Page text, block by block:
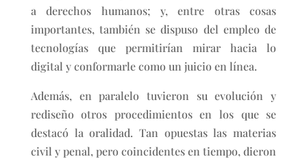
a derechos humanos; y, entre otras cosas
importantes, también se dispuso del empleo de
tecnologías que permitirían mirar hacia lo
digital y conformarle como un juicio en línea.
Además, en paralelo tuvieron su evolución y
rediseño otros procedimientos en los que se
destacó la oralidad. Tan opuestas las materias
civil y penal, pero coincidentes en tiempo, dieron